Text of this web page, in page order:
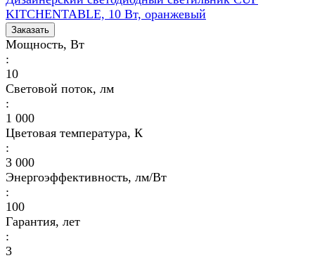
KITCHENTABLE, 10 Вт, оранжевый
Заказать
Мощность, Вт
:
10
Световой поток, лм
:
1 000
Цветовая температура, К
:
3 000
Энергоэффективность, лм/Вт
:
100
Гарантия, лет
:
3